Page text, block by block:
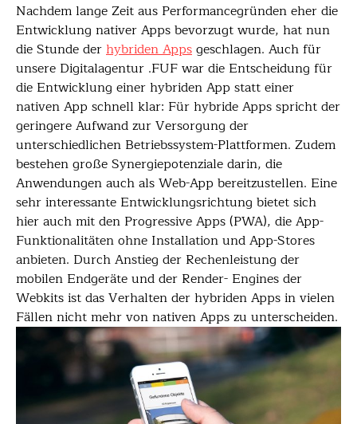
Nachdem lange Zeit aus Performancegründen eher die
Entwicklung nativer Apps bevorzugt wurde, hat nun
die Stunde derhybriden Appsgeschlagen. Auch für
unsere Digitalagentur .FUF war die Entscheidung für
die Entwicklung einer hybriden App statt einer
nativen App schnell klar: Für hybride Apps spricht der
geringere Aufwand zur Versorgung der
unterschiedlichen Betriebssystem-Plattformen. Zudem
bestehen große Synergiepotenziale darin, die
Anwendungen auch als Web-App bereitzustellen. Eine
sehr interessante Entwicklungsrichtung bietet sich
hier auch mit den Progressive Apps (PWA), die App-
Funktionalitäten ohne Installation und App-Stores
anbieten. Durch Anstieg der Rechenleistung der
mobilen Endgeräte und der Render- Engines der
Webkits ist das Verhalten der hybriden Apps in vielen
Fällen nicht mehr von nativen Apps zu unterscheiden.